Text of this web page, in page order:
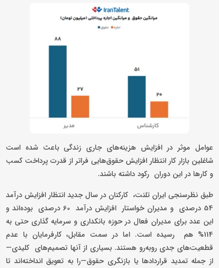
عوامل موثر در افزایش هزینه‌های جاری زندگی باعث شده است
شاغلین بازار کار انتظار افزایش حقوق‌هایی فراتر از قدرت پرداخت کسب
و کارها در این دوران رکود داشته باشند.
طبق نظرسنجی ایران تلنت، کارکنان در سال جدید انتظار افزایش درآمد
54 درصدی و مدیران خواستار افزایش درآمد 60 درصدی بوده‌اند و
این عدد برای مدیران فعال در حوزه بانکداری و سرمایه گذاری حتی به
114% هم رسیده است. اما در سمت مقابل، کارفرمایان با عدم
قطعیت‌های جدی روبه‌رو هستند. بسیاری از آنها تصمیم‌های کلیدی—
از جمله تمدید قراردادها یا بازنگری حقوق—را به تعویق انداخته‌اند تا